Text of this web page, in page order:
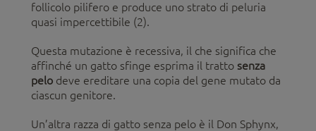
follicolo pilifero e produce uno strato di peluria
quasi impercettibile (2).
Questa mutazione è recessiva, il che significa che
affinché un gatto sfinge esprima il tratto senza
pelo deve ereditare una copia del gene mutato da
ciascun genitore.
Un’altra razza di gatto senza pelo è il Don Sphynx,